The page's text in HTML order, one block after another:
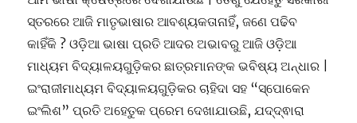
ସ୍ତରରେ ଆଜି ମାତୃଭାଷାର ଆବଶ୍ୟକତାନାହିଁ, ଜଣେ ପଢିବ
କାହିଁକି ? ଓଡ଼ିଆ ଭାଷା ପ୍ରତି ଆଦର ଅଭାବରୁ ଆଜି ଓଡ଼ିଆ
ମାଧ୍ୟମ ବିଦ୍ୟାଳୟଗୁଡ଼ିକର ଛାତ୍ରମାନଙ୍କ ଭବିଷ୍ୟ ଅନ୍ଧାର |
ଇଂରାଜୀମାଧ୍ୟମ ବିଦ୍ୟାଳୟଗୁଡ଼ିକର ଚାହିଦା ସହ “ସ୍ପୋକେନ
ଇଂଲିଶ” ପ୍ରତି ଅହେତୁକ ପ୍ରେମ ଦେଖାଯାଉଛି, ଯଦ୍ଦ୍ଵାରା